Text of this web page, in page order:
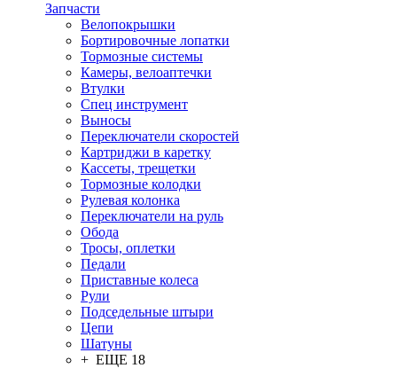
Запчасти
Велопокрышки
Бортировочные лопатки
Тормозные системы
Камеры, велоаптечки
Втулки
Спец инструмент
Выносы
Переключатели скоростей
Картриджи в каретку
Кассеты, трещетки
Тормозные колодки
Рулевая колонка
Переключатели на руль
Обода
Тросы, оплетки
Педали
Приставные колеса
Рули
Подседельные штыри
Цепи
Шатуны
+ ЕЩЕ 18